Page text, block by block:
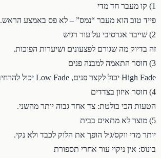
1) קו מעבר חד מדי
פייד טוב הוא מעבר “נמס” – לא פס באמצע הראש.
2) שייבר אגרסיבי על עור רגיש
זה בדיוק מה שגורם לפצעונים ושיערות הפוכות.
3) חוסר התאמה למבנה פנים
High Fade יכול לקצר פנים, Low Fade יכול להרחיב — צריך התאמה.
4) חוסר איזון בצדדים
הטעות הכי בולטת: צד אחד גבוה יותר מהשני.
5) מוצר לא מתאים בבית
יותר מדי ווקס/ג׳ל הופך את הלוק לכבד ולא נקי.
בונוס: אין ניקוי עור אחרי תספורת